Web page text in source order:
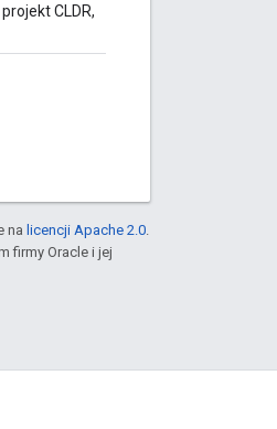
CLDR,
na licencji Apache 2.0
firmy Oracle i jej